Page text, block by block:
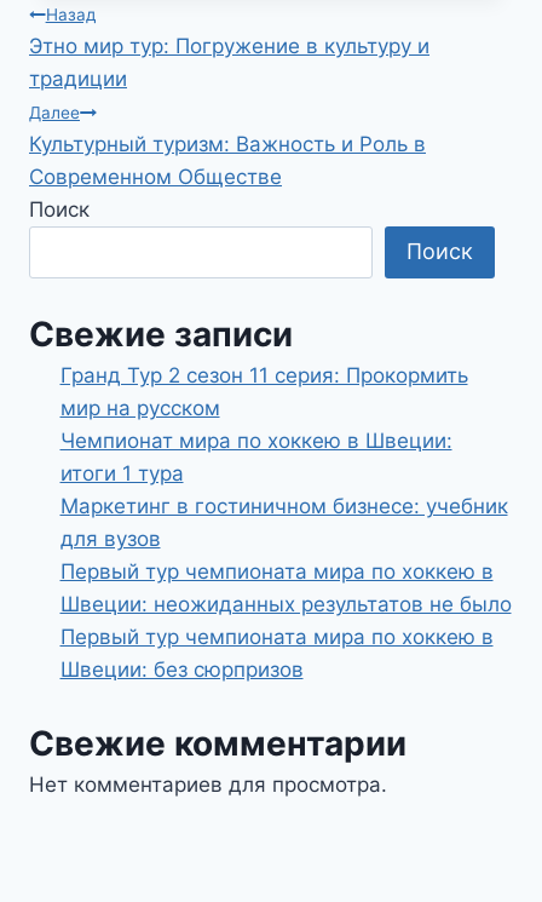
Навигация
по
записям
Назад
Этно мир тур: Погружение в культуру и
традиции
Далее
Культурный туризм: Важность и Роль в
Современном Обществе
Поиск
Поиск
Свежие записи
Гранд Тур 2 сезон 11 серия: Прокормить
мир на русском
Чемпионат мира по хоккею в Швеции:
итоги 1 тура
Маркетинг в гостиничном бизнесе: учебник
для вузов
Первый тур чемпионата мира по хоккею в
Швеции: неожиданных результатов не было
Первый тур чемпионата мира по хоккею в
Швеции: без сюрпризов
Свежие комментарии
Нет комментариев для просмотра.